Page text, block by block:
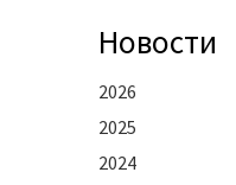
Новости
2026
2025
2024